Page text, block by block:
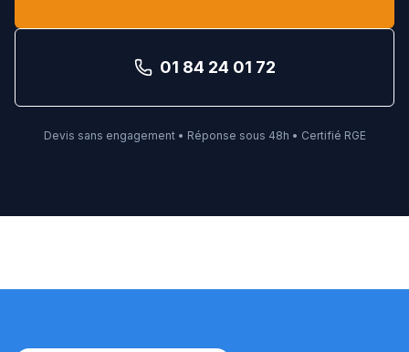
01 84 24 01 72
Devis sans engagement • Réponse sous 48h • Certifié RGE